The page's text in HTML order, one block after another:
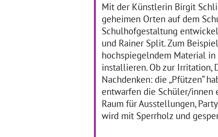
Mit der Künstlerin Birgit
geheimen Orten auf dem
Schulhofgestaltung
und Rainer Split. Zum
hochspiegelndem Material
installieren. Ob zur Irritation,
Nachdenken: die „Pfützen“
entwarfen die Schüler/innen
Raum für Ausstellungen,
wird mit Sperrholz und
hatte zum Ziel, die
ästhetischen
und -qualitäten in den
Bereichen Tanz und Theater
für Schüler*innen der
Stufen 4,5 und 6 zu
… mehr
Theaterprojekt 2019,
7. Jhg: Tree Pennies in
Detroid